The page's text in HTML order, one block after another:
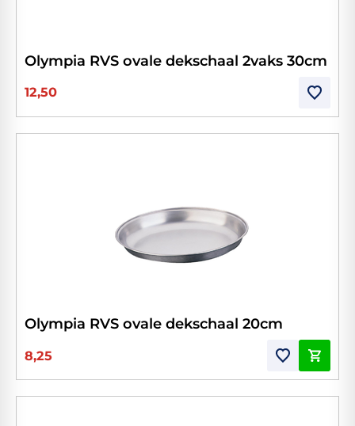
Olympia RVS ovale dekschaal 2vaks 30cm
12,50
Olympia RVS ovale dekschaal 20cm
8,25